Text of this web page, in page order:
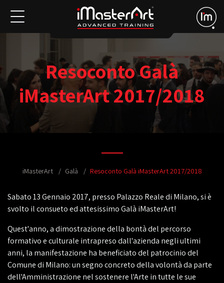
Resoconto Galà
iMasterArt 2017/2018
iMasterArt Galà Resoconto Galà iMasterArt 2017/2018
Sabato 13 Gennaio 2017, presso Palazzo Reale di Milano, si è
svolto il consueto ed attesissimo Galà iMasterArt!
Quest'anno, a dimostrazione della bontà del percorso
formativo e culturale intrapreso dall'azienda negli ultimi
anni, la manifestazione ha beneficiato del patrocinio del
Comune di Milano: un segno concreto della volontà da parte
dell'Amministrazione nel sostenere l'Arte in tutte le sue